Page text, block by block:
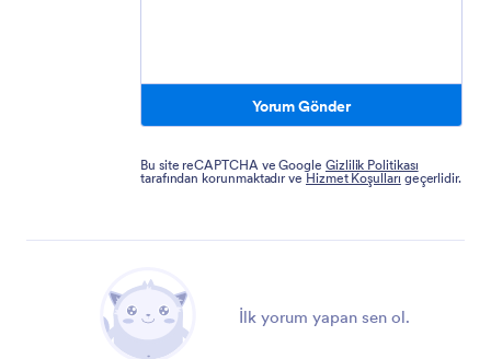
Yorum Gönder
Bu site reCAPTCHA ve Google Gizlilik Politikası
tarafından korunmaktadır ve Hizmet Koşulları geçerlidir.
İlk yorum yapan sen ol.